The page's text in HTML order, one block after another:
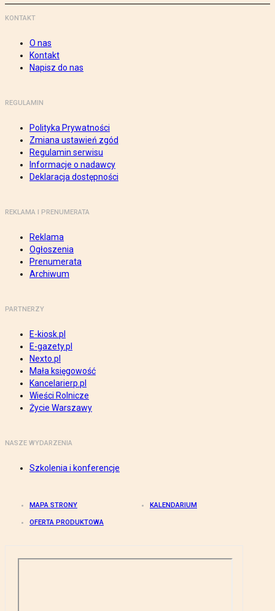
KONTAKT
O nas
Kontakt
Napisz do nas
REGULAMIN
Polityka Prywatności
Zmiana ustawień zgód
Regulamin serwisu
Informacje o nadawcy
Deklaracja dostępności
REKLAMA I PRENUMERATA
Reklama
Ogłoszenia
Prenumerata
Archiwum
PARTNERZY
E-kiosk.pl
E-gazety.pl
Nexto.pl
Mała księgowość
Kancelarierp.pl
Wieści Rolnicze
Życie Warszawy
NASZE WYDARZENIA
Szkolenia i konferencje
MAPA STRONY KALENDARIUM
OFERTA PRODUKTOWA